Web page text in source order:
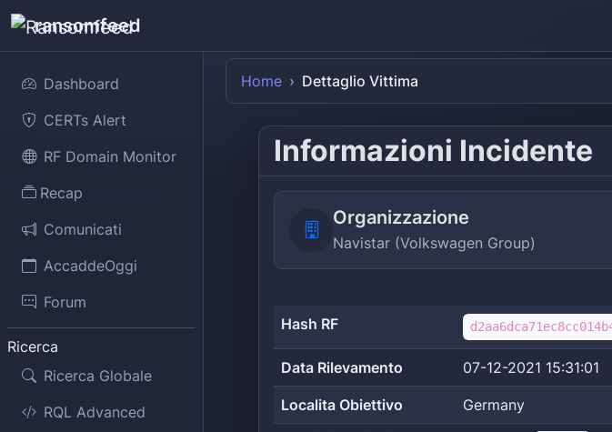
ransomfeed
Dashboard
CERTs Alert
RF Domain Monitor
Recap
Comunicati
AccaddeOggi
Forum
Ricerca
Ricerca Globale
RQL Advanced
Home Dettaglio Vittima
Informazioni Incidente
Organizzazione
Navistar (Volkswagen Group)
Hash RF
Data Rilevamento 07-12-2021 15:31:01
Localita Obiettivo Germany